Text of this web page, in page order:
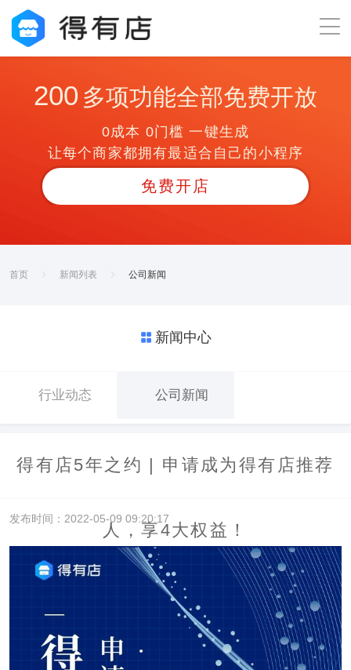
200 多项功能全部免费开放
0成本 0门槛 一键生成
让每个商家都拥有最适合自己的小程序
免费开店
首页 新闻列表 公司新闻
新闻中心
行业动态 公司新闻
得有店5年之约 | 申请成为得有店推荐
人，享4大权益！
发布时间：2022-05-09 09:20:17